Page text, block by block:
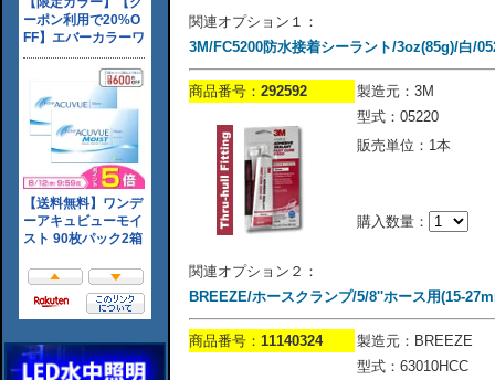
関連オプション１：
3M/FC5200防水接着シーラント/3oz(85g)/白/
商品番号： 292592
製造元：3M
型式：05220
販売単位：1本
購入数量：
関連オプション２：
BREEZE/ホースクランプ/5/8''ホース用(15-
商品番号： 11140324
製造元：BREEZE
型式：63010HCC